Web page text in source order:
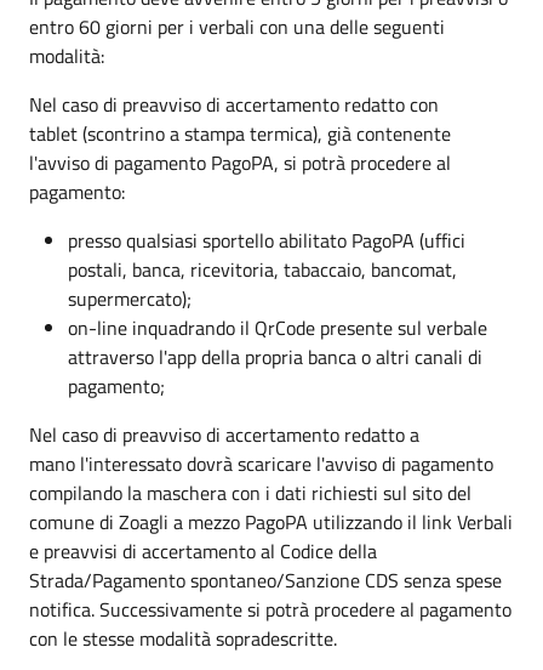
entro 60 giorni per i verbali con una delle seguenti
modalità:
Nel caso di preavviso di accertamento redatto con
tablet (scontrino a stampa termica), già contenente
l'avviso di pagamento PagoPA, si potrà procedere al
pagamento:
presso qualsiasi sportello abilitato PagoPA (uffici
postali, banca, ricevitoria, tabaccaio, bancomat,
supermercato);
on-line inquadrando il QrCode presente sul verbale
attraverso l'app della propria banca o altri canali di
pagamento;
Nel caso di preavviso di accertamento redatto a
mano l'interessato dovrà scaricare l'avviso di pagamento
compilando la maschera con i dati richiesti sul sito del
comune di Zoagli a mezzo PagoPA utilizzando il link Verbali
e preavvisi di accertamento al Codice della
Strada/Pagamento spontaneo/Sanzione CDS senza spese
notifica. Successivamente si potrà procedere al pagamento
con le stesse modalità sopradescritte.